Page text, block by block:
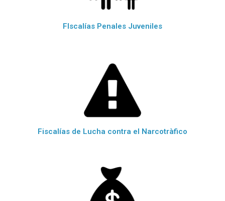
FIscalías Penales Juveniles
Fiscalías de Lucha contra el Narcotràfico